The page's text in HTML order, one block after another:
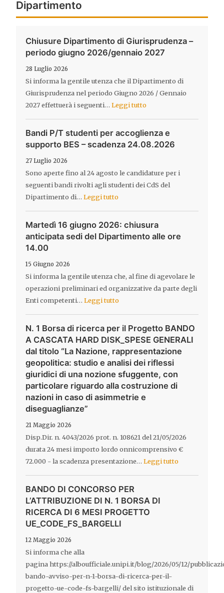
Dipartimento
Chiusure Dipartimento di Giurisprudenza –
periodo giugno 2026/gennaio 2027
28 Luglio 2026
Si informa la gentile utenza che il Dipartimento di
Giurisprudenza nel periodo Giugno 2026 / Gennaio
2027 effettuerà i seguenti…Leggi tutto
Bandi P/T studenti per accoglienza e
supporto BES – scadenza 24.08.2026
27 Luglio 2026
Sono aperte fino al 24 agosto le candidature per i
seguenti bandi rivolti agli studenti dei CdS del
Dipartimento di…Leggi tutto
Martedì 16 giugno 2026: chiusura
anticipata sedi del Dipartimento alle ore
14.00
15 Giugno 2026
Si informa la gentile utenza che, al fine di agevolare le
operazioni preliminari ed organizzative da parte degli
Enti competenti…Leggi tutto
N. 1 Borsa di ricerca per il Progetto BANDO
A CASCATA HARD DISK_SPESE GENERALI
dal titolo “La Nazione, rappresentazione
geopolitica: studio e analisi dei riflessi
giuridici di una nozione sfuggente, con
particolare riguardo alla costruzione di
nazioni in caso di asimmetrie e
diseguaglianze”
21 Maggio 2026
Disp.Dir. n. 4043/2026 prot. n. 108621 del 21/05/2026
durata 24 mesi importo lordo onnicomprensivo €
72.000 - la scadenza presentazione…Leggi tutto
BANDO DI CONCORSO PER
L’ATTRIBUZIONE DI N. 1 BORSA DI
RICERCA DI 6 MESI PROGETTO
UE_CODE_FS_BARGELLI
12 Maggio 2026
Si informa che alla
pagina https://alboufficiale.unipi.it/blog/2026/05/12/
bando-avviso-per-n-1-borsa-di-ricerca-per-il-
progetto-ue-code-fs-bargelli/ del sito istituzionale di